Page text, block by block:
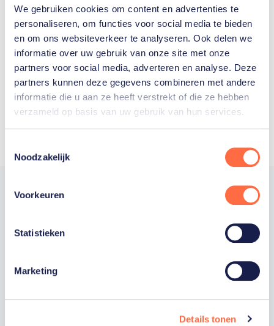
We gebruiken cookies om content en advertenties te
personaliseren, om functies voor social media te bieden
en om ons websiteverkeer te analyseren. Ook delen we
informatie over uw gebruik van onze site met onze
partners voor social media, adverteren en analyse. Deze
partners kunnen deze gegevens combineren met andere
informatie die u aan ze heeft verstrekt of die ze hebben
verzameld op basis van uw gebruik van hun services.
Noodzakelijk
Voorkeuren
Statistieken
Marketing
Details tonen
Welke Nederlanders hebben er
ooit meegedaan aan de
Olympische Spelen?
Trotse hoofdsponsor
Staatsloterij is trotse hoofdsponsor van
sportiefste land van de wereld maken.